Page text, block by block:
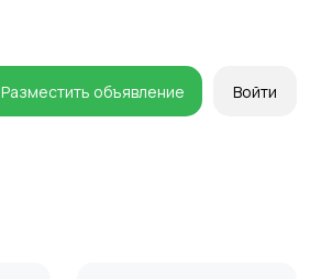
Разместить объявление Войти